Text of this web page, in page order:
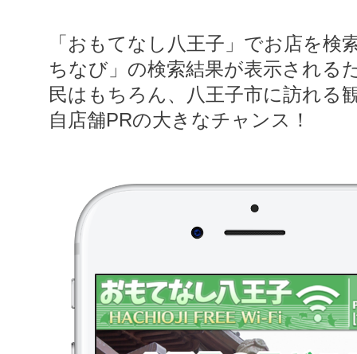
「おもてなし八王子」でお店を検
ちなび」の検索結果が表示される
民はもちろん、八王子市に訪れる
自店舗PRの大きなチャンス！